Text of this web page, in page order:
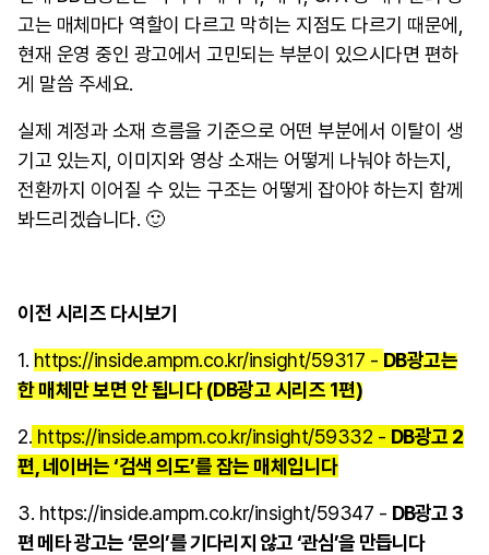
고는 매체마다 역할이 다르고 막히는 지점도 다르기 때문에,
현재 운영 중인 광고에서 고민되는 부분이 있으시다면 편하
게 말씀 주세요.
실제 계정과 소재 흐름을 기준으로 어떤 부분에서 이탈이 생
기고 있는지, 이미지와 영상 소재는 어떻게 나눠야 하는지,
전환까지 이어질 수 있는 구조는 어떻게 잡아야 하는지 함께
봐드리겠습니다. 🙂
이전 시리즈 다시보기
1. https://inside.ampm.co.kr/insight/59317 - DB광고는
한 매체만 보면 안 됩니다 (DB광고 시리즈 1편)
2. https://inside.ampm.co.kr/insight/59332 - DB광고 2
편, 네이버는 ‘검색 의도’를 잡는 매체입니다
3. https://inside.ampm.co.kr/insight/59347 - DB광고 3
편 메타 광고는 ‘문의’를 기다리지 않고 ‘관심’을 만듭니다